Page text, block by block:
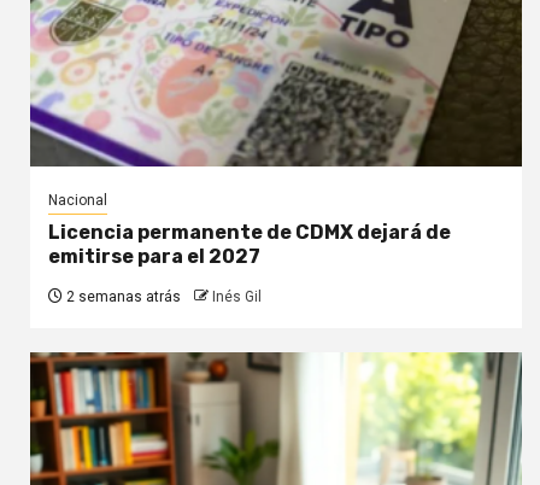
Nacional
Licencia permanente de CDMX dejará de
emitirse para el 2027
2 semanas atrás Inés Gil